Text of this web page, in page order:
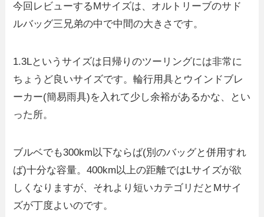
今回レビューするMサイズは、オルトリーブのサド
ルバッグ三兄弟の中で中間の大きさです。
1.3Lというサイズは日帰りのツーリングには非常に
ちょうど良いサイズです。輪行用具とウインドブレ
ーカー(簡易雨具)を入れて少し余裕があるかな、とい
った所。
ブルベでも300km以下ならば(別のバッグと併用すれ
ば)十分な容量。400km以上の距離ではLサイズが欲
しくなりますが、それより短いカテゴリだとMサイ
ズが丁度よいのです。